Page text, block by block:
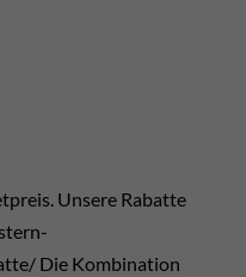
Unsere Rabatte
Die Kombination